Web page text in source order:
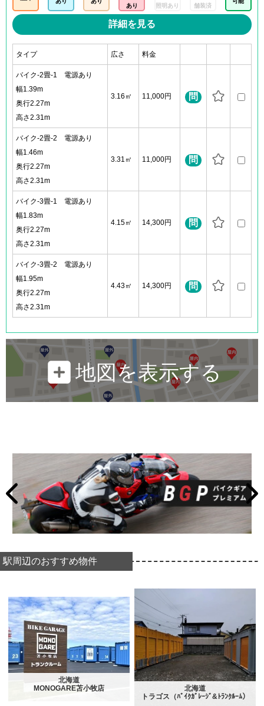
あり 照明あり 舗装済
詳細を見る
タイプ 広さ 料金
バイク-2畳-1 電源あり
幅1.39m
奥行2.27m
高さ2.31m
3.16㎡ 11,000円 問
バイク-2畳-2 電源あり
幅1.46m
奥行2.27m
高さ2.31m
3.31㎡ 11,000円 問
バイク-3畳-1 電源あり
幅1.83m
奥行2.27m
高さ2.31m
4.15㎡ 14,300円 問
バイク-3畳-2 電源あり
幅1.95m
奥行2.27m
高さ2.31m
4.43㎡ 14,300円 問
地図を表示する
駅周辺のおすすめ物件
北海道
MONOGARE苫小牧店
北海道
トラゴス（ﾊﾞｲｸｶﾞﾚｰｼﾞ&ﾄﾗﾝｸﾙｰﾑ）